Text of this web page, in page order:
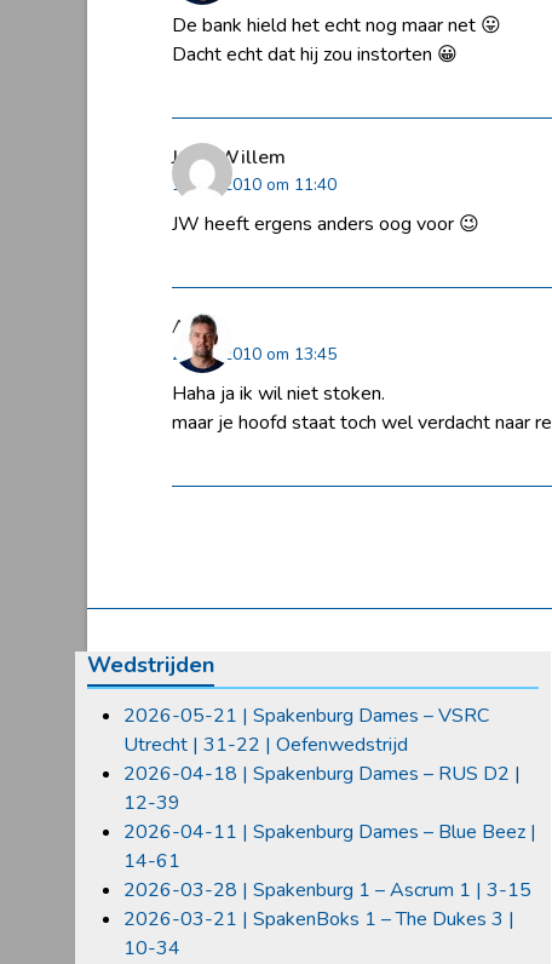
De bank hield het echt nog maar net 😛
Dacht echt dat hij zou instorten 😀
Jaap-Willem
14 juli 2010 om 11:40
JW heeft ergens anders oog voor 😉
Arjen
23 juli 2010 om 13:45
Haha ja ik wil niet stoken.
maar je hoofd staat toch wel verdacht naar
Wedstrijden
2026-05-21 | Spakenburg Dames – VSRC
Utrecht | 31-22 | Oefenwedstrijd
2026-04-18 | Spakenburg Dames – RUS D2 |
12-39
2026-04-11 | Spakenburg Dames – Blue Beez |
14-61
2026-03-28 | Spakenburg 1 – Ascrum 1 | 3-15
2026-03-21 | SpakenBoks 1 – The Dukes 3 |
10-34